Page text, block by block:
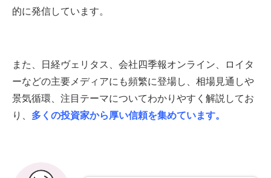
的に発信しています。
また、日経ヴェリタス、会社四季報オンライン、ロイタ
ーなどの主要メディアにも頻繁に登場し、相場見通しや
景気循環、注目テーマについてわかりやすく解説してお
り、 多くの投資家から厚い信頼を集めています。